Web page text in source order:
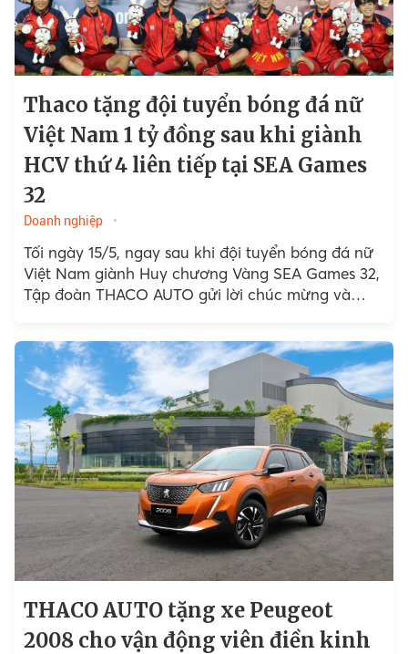
Thaco tặng đội tuyển bóng đá nữ
Việt Nam 1 tỷ đồng sau khi giành
HCV thứ 4 liên tiếp tại SEA Games
32
Doanh nghiệp
Tối ngày 15/5, ngay sau khi đội tuyển bóng đá nữ
Việt Nam giành Huy chương Vàng SEA Games 32,
Tập đoàn THACO AUTO gửi lời chúc mừng và
THACO AUTO tặng xe Peugeot
2008 cho vận động viên điền kinh